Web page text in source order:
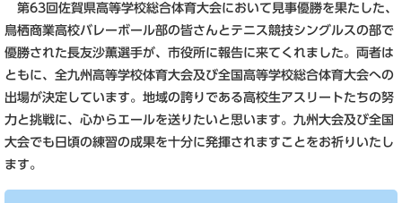
第63回佐賀県高等学校総合体育大会において見事優勝を果たした、
鳥栖商業高校バレーボール部の皆さんとテニス競技シングルスの部で
優勝された長友沙薫選手が、市役所に報告に来てくれました。両者は
ともに、全九州高等学校体育大会及び全国高等学校総合体育大会への
出場が決定しています。地域の誇りである高校生アスリートたちの努
力と挑戦に、心からエールを送りたいと思います。九州大会及び全国
大会でも日頃の練習の成果を十分に発揮されますことをお祈りいたし
ます。